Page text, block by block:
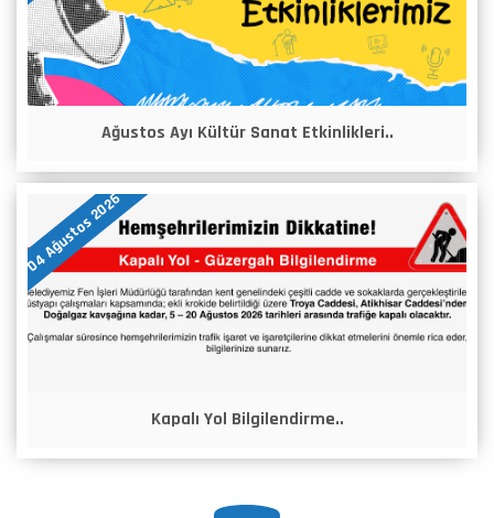
Ağustos Ayı Kültür Sanat Etkinlikleri..
04 Ağustos 2026
Kapalı Yol Bilgilendirme..